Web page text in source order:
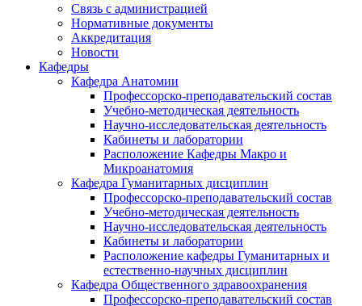
Связь с администрацией
Нормативные документы
Аккредитация
Новости
Кафедры
Кафедра Анатомии
Профессорско-преподавательский состав
Учебно-методическая деятельность
Научно-исследовательская деятельность
Кабинеты и лаборатории
Расположение Кафедры Макро и
Микроанатомия
Кафедра Гуманитарных дисциплин
Профессорско-преподавательский состав
Учебно-методическая деятельность
Научно-исследовательская деятельность
Кабинеты и лаборатории
Расположение кафедры Гуманитарных и
естественно-научных дисциплин
Кафедра Общественного здравоохранения
Профессорско-преподавательский состав